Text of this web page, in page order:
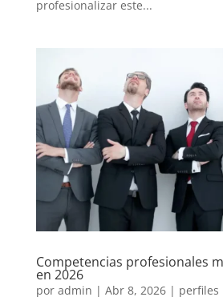
profesionalizar este...
Competencias profesionales
en 2026
por admin | Abr 8, 2026| perfiles